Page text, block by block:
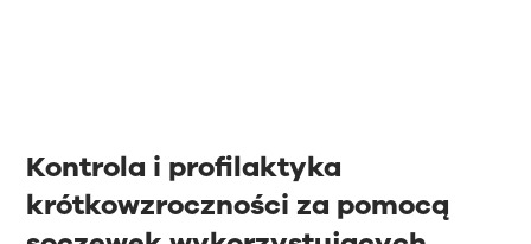
Kontrola i profilaktyka
krótkowzroczności za pomocą